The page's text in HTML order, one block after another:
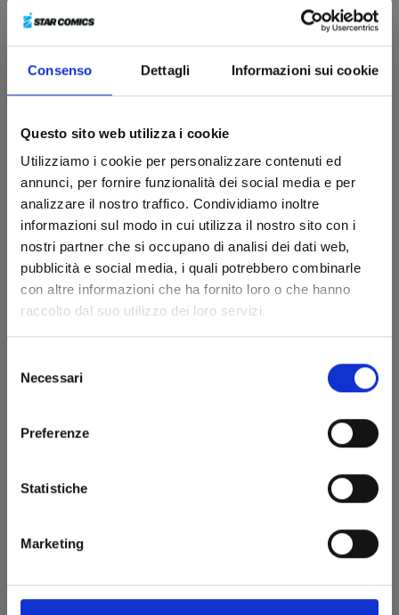
Consenso Dettagli Informazioni sui cookie
Questo sito web utilizza i cookie
Utilizziamo i cookie per personalizzare contenuti ed
annunci, per fornire funzionalità dei social media e per
analizzare il nostro traffico. Condividiamo inoltre
informazioni sul modo in cui utilizza il nostro sito con i
nostri partner che si occupano di analisi dei dati web,
pubblicità e social media, i quali potrebbero combinarle
con altre informazioni che ha fornito loro o che hanno
raccolto dal suo utilizzo dei loro servizi.
delNecessari
Preferenze
Statistiche
Marketing
01/06/2021
€ 8,00
05/05/2021